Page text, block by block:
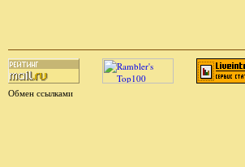
Обмен ссылками